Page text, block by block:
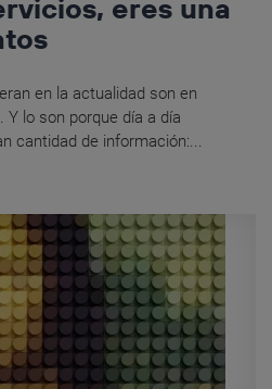
eres una
en la actualidad son en
lo son porque día a día
cantidad de información:...